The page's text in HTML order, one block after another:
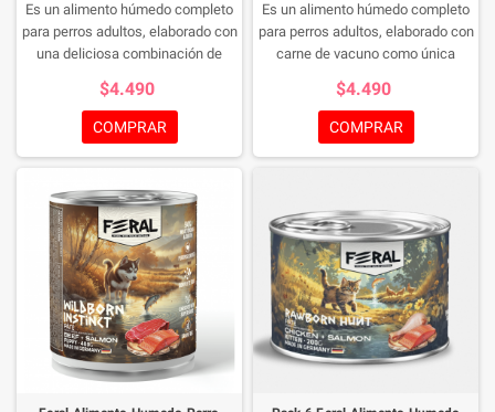
Es un alimento húmedo completo
para perros adultos, elaborado con
una deliciosa combinación de
aporta proteínas de alta calidad,
ácidos grasos esenciales y un
sabor excepcional. Su receta
premium está formulada para
proporcionar una nutrición
equilibrada, favorecer la salud de
la piel y el pelaje, y apoyar el
bienestar general de perros de
todas las razas.
$4.490
COMPRAR
Es un alimento húmedo completo
para perros adultos, elaborado con
carne de vacuno como única
fórmula monoproteica está
diseñada para brindar una
nutrición equilibrada y altamente
sensibilidades alimentarias,
intolerancias o dietas de
exclusión. Gracias a su alto
contenido de ingredientes de
origen animal y su textura tipo
paté, ofrece un sabor irresistible y
una excelente aceptación.
$4.490
COMPRAR